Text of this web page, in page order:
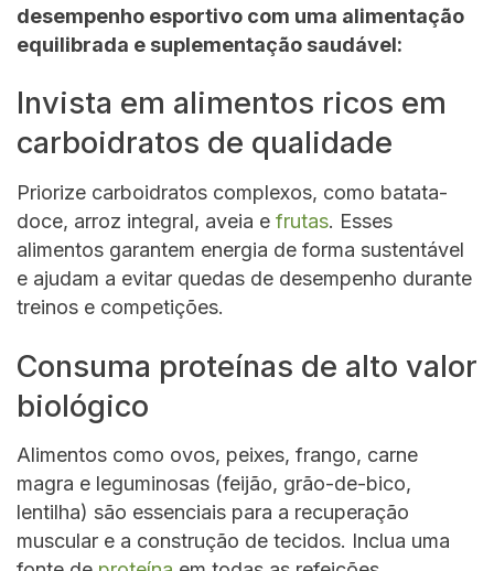
desempenho esportivo com uma alimentação
equilibrada e suplementação saudável:
Invista em alimentos ricos em
carboidratos de qualidade
Priorize carboidratos complexos, como batata-
doce, arroz integral, aveia e frutas. Esses
alimentos garantem energia de forma sustentável
e ajudam a evitar quedas de desempenho durante
treinos e competições.
Consuma proteínas de alto valor
biológico
Alimentos como ovos, peixes, frango, carne
magra e leguminosas (feijão, grão-de-bico,
lentilha) são essenciais para a recuperação
muscular e a construção de tecidos. Inclua uma